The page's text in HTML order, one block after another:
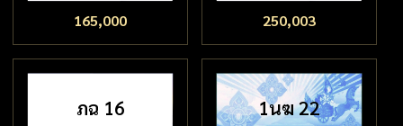
165,000 250,003
ภฉ 16 1นฆ 22